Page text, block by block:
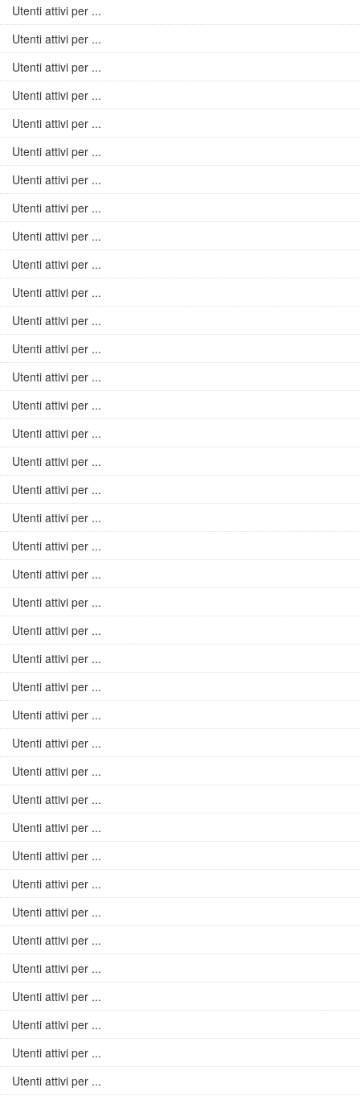
Utenti attivi per ...
Utenti attivi per ...
Utenti attivi per ...
Utenti attivi per ...
Utenti attivi per ...
Utenti attivi per ...
Utenti attivi per ...
Utenti attivi per ...
Utenti attivi per ...
Utenti attivi per ...
Utenti attivi per ...
Utenti attivi per ...
Utenti attivi per ...
Utenti attivi per ...
Utenti attivi per ...
Utenti attivi per ...
Utenti attivi per ...
Utenti attivi per ...
Utenti attivi per ...
Utenti attivi per ...
Utenti attivi per ...
Utenti attivi per ...
Utenti attivi per ...
Utenti attivi per ...
Utenti attivi per ...
Utenti attivi per ...
Utenti attivi per ...
Utenti attivi per ...
Utenti attivi per ...
Utenti attivi per ...
Utenti attivi per ...
Utenti attivi per ...
Utenti attivi per ...
Utenti attivi per ...
Utenti attivi per ...
Utenti attivi per ...
Utenti attivi per ...
Utenti attivi per ...
Utenti attivi per ...